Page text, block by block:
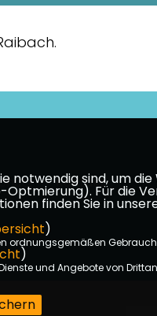
Kontakt
notwendig sind, um
Für die
finden Sie in
)
ordnungsgemäßen
)
und Angebote von